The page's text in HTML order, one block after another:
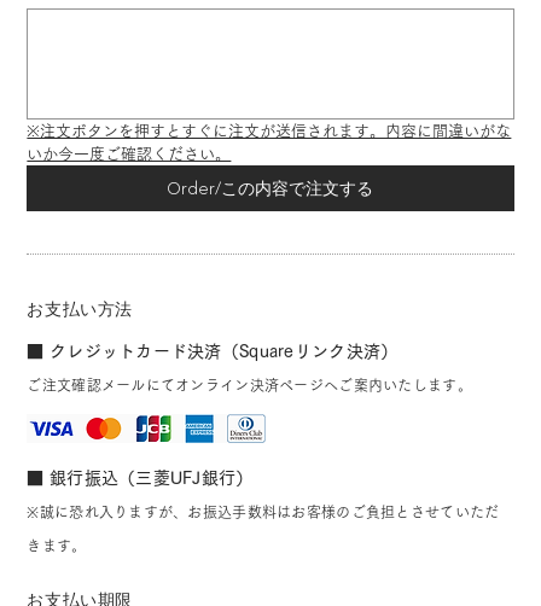
※注文ボタンを押すとすぐに注文が送信されます。内容に間違いがな
いか今一度ご確認ください。
Order/この内容で注文する
お支払い方法
■ クレジットカード決済（Squareリンク決済）
ご注文確認メールにてオンライン決済ページへご案内いたします。
■ 銀行振込（三菱UFJ銀行）
※誠に恐れ入りますが、お振込手数料はお客様のご負担とさせていただ
きます。
お支払い期限